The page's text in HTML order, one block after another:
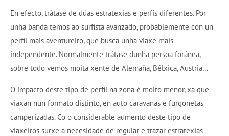
En efecto, trátase de dúas estratexias e perfís diferentes. Por
unha banda temos ao surfista avanzado, probablemente con un
perfil mais aventureiro, que busca unha viaxe mais
independente. Normalmente trátase dunha persoa foránea,
sobre todo vemos moita xente de Alemaña, Bélxica, Austria…
O impacto deste tipo de perfil na zona é moito menor, xa que
viaxan nun formato distinto, en auto caravanas e furgonetas
camperizadas. Co o considerable aumento deste tipo de
viaxeiros surxe a necesidade de regular e trazar estratexias